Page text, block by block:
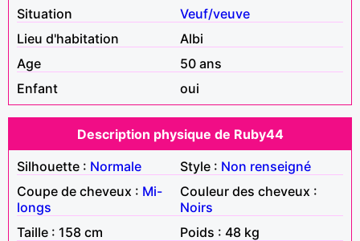
Situation
Veuf/veuve
Lieu d'habitation
Albi
Age
50 ans
Enfant
oui
Description physique de Ruby44
Silhouette : Normale Style : Non renseigné
Coupe de cheveux : Mi-
longs
Couleur des cheveux :
Noirs
Taille : 158 cm
Poids : 48 kg